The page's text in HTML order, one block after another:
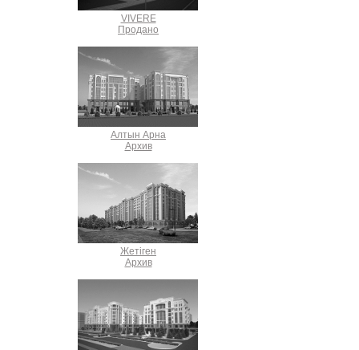
VIVERE
Продано
Алтын Арна
Архив
Жетіген
Архив